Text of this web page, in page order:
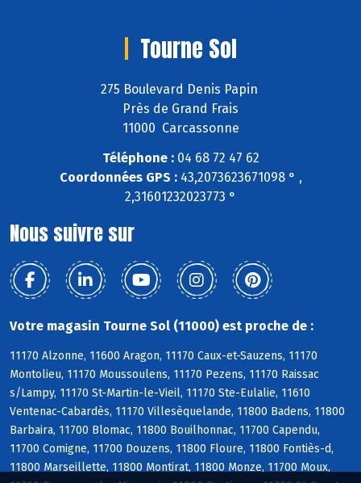
Tourne Sol
275 Boulevard Denis Papin
Près de Grand Frais
11000 Carcassonne
Téléphone :04 68 72 47 62
Coordonnées GPS :43,2073623671098 ° ,
2,31601232023773 °
Nous suivre sur
Votre magasin Tourne Sol (11000) est proche de :
11170 Alzonne, 11600 Aragon, 11170 Caux-et-Sauzens, 11170
Montolieu, 11170 Moussoulens, 11170 Pezens, 11170 Raissac
s/Lampy, 11170 St-Martin-le-Vieil, 11170 Ste-Eulalie, 11610
Ventenac-Cabardès, 11170 Villesèquelande, 11800 Badens, 11800
Barbaira, 11700 Blomac, 11800 Bouilhonnac, 11700 Capendu,
11700 Comigne, 11700 Douzens, 11800 Floure, 11800 Fontiès-d,
11800 Marseillette, 11800 Montirat, 11800 Monze, 11700 Moux,